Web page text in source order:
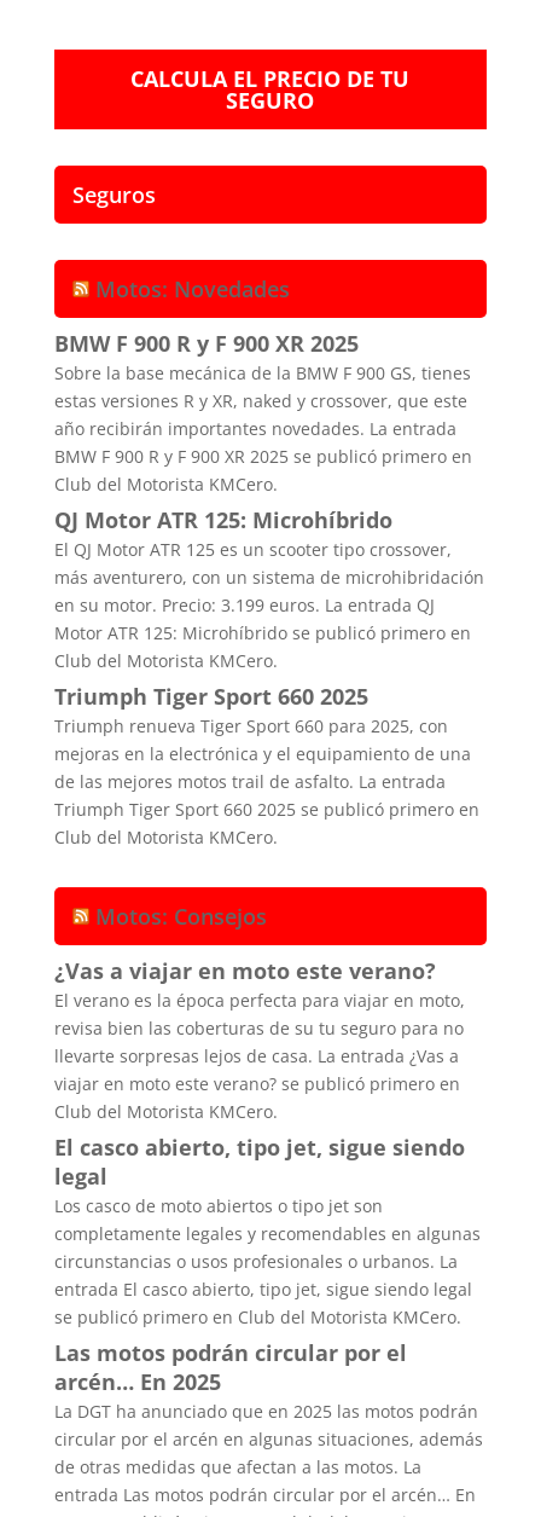
CALCULA EL PRECIO DE TU
SEGURO
Seguros
Motos: Novedades
BMW F 900 R y F 900 XR 2025
Sobre la base mecánica de la BMW F 900 GS, tienes
estas versiones R y XR, naked y crossover, que este
año recibirán importantes novedades. La entrada
BMW F 900 R y F 900 XR 2025 se publicó primero en
Club del Motorista KMCero.
QJ Motor ATR 125: Microhíbrido
El QJ Motor ATR 125 es un scooter tipo crossover,
más aventurero, con un sistema de microhibridación
en su motor. Precio: 3.199 euros. La entrada QJ
Motor ATR 125: Microhíbrido se publicó primero en
Club del Motorista KMCero.
Triumph Tiger Sport 660 2025
Triumph renueva Tiger Sport 660 para 2025, con
mejoras en la electrónica y el equipamiento de una
de las mejores motos trail de asfalto. La entrada
Triumph Tiger Sport 660 2025 se publicó primero en
Club del Motorista KMCero.
Motos: Consejos
¿Vas a viajar en moto este verano?
El verano es la época perfecta para viajar en moto,
revisa bien las coberturas de su tu seguro para no
llevarte sorpresas lejos de casa. La entrada ¿Vas a
viajar en moto este verano? se publicó primero en
Club del Motorista KMCero.
El casco abierto, tipo jet, sigue siendo
legal
Los casco de moto abiertos o tipo jet son
completamente legales y recomendables en algunas
circunstancias o usos profesionales o urbanos. La
entrada El casco abierto, tipo jet, sigue siendo legal
se publicó primero en Club del Motorista KMCero.
Las motos podrán circular por el
arcén… En 2025
La DGT ha anunciado que en 2025 las motos podrán
circular por el arcén en algunas situaciones, además
de otras medidas que afectan a las motos. La
entrada Las motos podrán circular por el arcén… En